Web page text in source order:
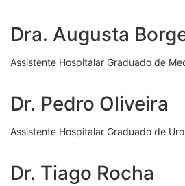
Dra. Augusta
Assistente Hospitalar Graduado de
Dr. Pedro Oliveira
Assistente Hospitalar Graduado de
Dr. Tiago Rocha